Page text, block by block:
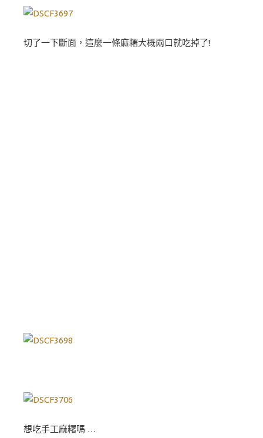
切了一下斷面，這麼一條麻糬大概兩口就吃掉了!
想吃手工麻糬嗎 …